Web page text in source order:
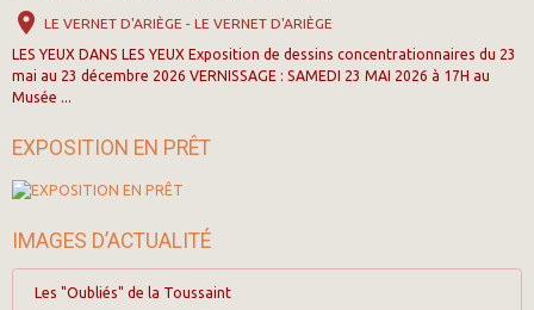
LE VERNET D'ARIÈGE - LE VERNET D'ARIÈGE
LES YEUX DANS LES YEUX Exposition de dessins concentrationnaires du 23
mai au 23 décembre 2026 VERNISSAGE : SAMEDI 23 MAI 2026 à 17H au
Musée ...
EXPOSITION EN PRÊT
IMAGES D’ACTUALITÉ
Les "Oubliés" de la Toussaint